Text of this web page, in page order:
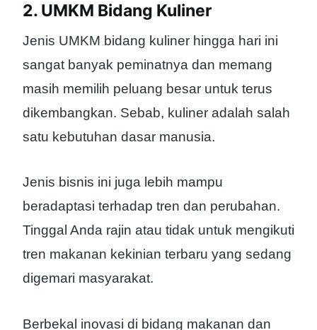
2. UMKM Bidang Kuliner
Jenis UMKM bidang kuliner hingga hari ini
sangat banyak peminatnya dan memang
masih memilih peluang besar untuk terus
dikembangkan. Sebab, kuliner adalah salah
satu kebutuhan dasar manusia.
Jenis bisnis ini juga lebih mampu
beradaptasi terhadap tren dan perubahan.
Tinggal Anda rajin atau tidak untuk mengikuti
tren makanan kekinian terbaru yang sedang
digemari masyarakat.
Berbekal inovasi di bidang makanan dan